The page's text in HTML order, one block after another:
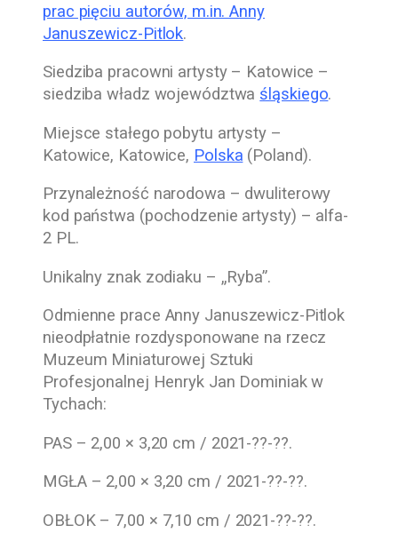
prac pięciu autorów, m.in. Anny
Januszewicz-Pitlok.
Siedziba pracowni artysty – Katowice –
siedziba władz województwa śląskiego.
Miejsce stałego pobytu artysty –
Katowice, Katowice, Polska (Poland).
Przynależność narodowa – dwuliterowy
kod państwa (pochodzenie artysty) – alfa-
2 PL.
Unikalny znak zodiaku – „Ryba”.
Odmienne prace Anny Januszewicz-Pitlok
nieodpłatnie rozdysponowane na rzecz
Muzeum Miniaturowej Sztuki
Profesjonalnej Henryk Jan Dominiak w
Tychach:
PAS – 2,00 × 3,20 cm / 2021-??-??.
MGŁA – 2,00 × 3,20 cm / 2021-??-??.
OBŁOK – 7,00 × 7,10 cm / 2021-??-??.